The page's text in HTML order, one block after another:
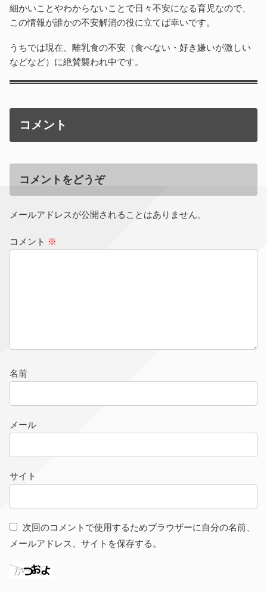
細かいことやわからないことで日々不安になる育児なので、
この情報が誰かの不安解消の役に立てば幸いです。
うちでは現在、離乳食の不安（食べない・好き嫌いが激しい
などなど）に絶賛襲われ中です。
コメント
コメントをどうぞ
メールアドレスが公開されることはありません。
コメント ※
名前
メール
サイト
次回のコメントで使用するためブラウザーに自分の名前、
メールアドレス、サイトを保存する。